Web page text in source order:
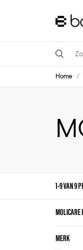
Home /
1-9 VAN 9
MOLICARE
MERK